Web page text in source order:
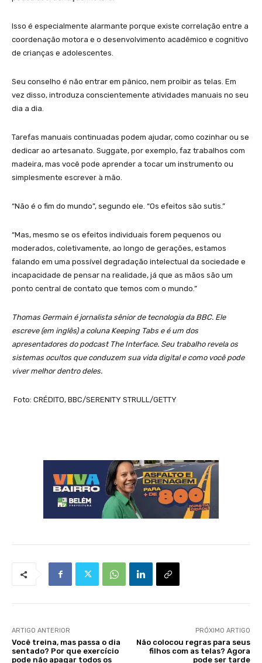
Isso é especialmente alarmante porque existe correlação entre a
coordenação motora e o desenvolvimento acadêmico e cognitivo
de crianças e adolescentes.
Seu conselho é não entrar em pânico, nem proibir as telas. Em
vez disso, introduza conscientemente atividades manuais no seu
dia a dia.
Tarefas manuais continuadas podem ajudar, como cozinhar ou se
dedicar ao artesanato. Suggate, por exemplo, faz trabalhos com
madeira, mas você pode aprender a tocar um instrumento ou
simplesmente escrever à mão.
“Não é o fim do mundo”, segundo ele. “Os efeitos são sutis.”
“Mas, mesmo se os efeitos individuais forem pequenos ou
moderados, coletivamente, ao longo de gerações, estamos
falando em uma possível degradação intelectual da sociedade e
incapacidade de pensar na realidade, já que as mãos são um
ponto central de contato que temos com o mundo.”
Thomas Germain é jornalista sênior de tecnologia da BBC. Ele
escreve (em inglês) a coluna Keeping Tabs e é um dos
apresentadores do podcast The Interface. Seu trabalho revela os
sistemas ocultos que conduzem sua vida digital e como você pode
viver melhor dentro deles.
Foto: CRÉDITO, BBC/SERENITY STRULL/GETTY
ARTIGO ANTERIOR
Você treina, mas passa o dia
sentado? Por que exercício
pode não apagar todos os
PRÓXIMO ARTIGO
Não colocou regras para seus
filhos com as telas? Agora
pode ser tarde